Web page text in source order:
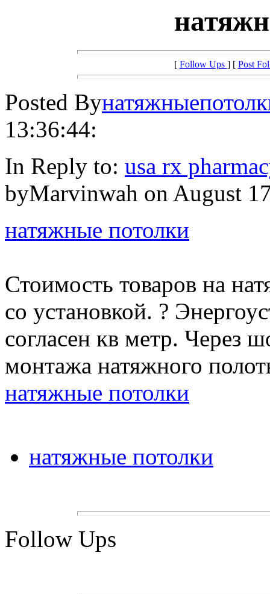
[ Follow Ups ] [ Post
Posted By
13:36:44:
In Reply to: usa rx
byMarvinwah on August
натяжные потолки
Стоимость товаров на
со установкой. ?
согласен кв метр. Через
монтажа натяжного
натяжные потолки
натяжные потолки
Follow Ups